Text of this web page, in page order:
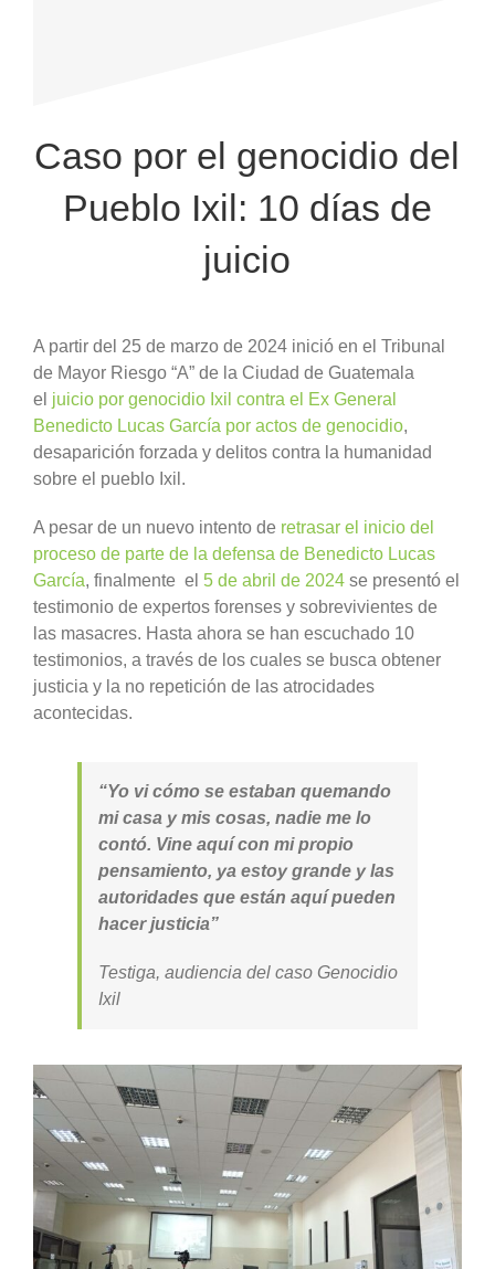
Caso por el genocidio del
Pueblo Ixil: 10 días de
juicio
A partir del 25 de marzo de 2024 inició en el Tribunal
de Mayor Riesgo “A” de la Ciudad de Guatemala
el juicio por genocidio Ixil contra el Ex General
Benedicto Lucas García por actos de genocidio,
desaparición forzada y delitos contra la humanidad
sobre el pueblo Ixil.
A pesar de un nuevo intento de retrasar el inicio del
proceso de parte de la defensa de Benedicto Lucas
García, finalmente el 5 de abril de 2024se presentó el
testimonio de expertos forenses y sobrevivientes de
las masacres. Hasta ahora se han escuchado 10
testimonios, a través de los cuales se busca obtener
justicia y la no repetición de las atrocidades
acontecidas.
“Yo vi cómo se estaban quemando
mi casa y mis cosas, nadie me lo
contó. Vine aquí con mi propio
pensamiento, ya estoy grande y las
autoridades que están aquí pueden
hacer justicia”
Testiga, audiencia del caso Genocidio
Ixil